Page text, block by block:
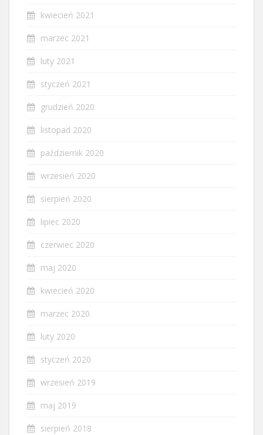
kwiecień 2021
marzec 2021
luty 2021
styczeń 2021
grudzień 2020
listopad 2020
październik 2020
wrzesień 2020
sierpień 2020
lipiec 2020
czerwiec 2020
maj 2020
kwiecień 2020
marzec 2020
luty 2020
styczeń 2020
wrzesień 2019
maj 2019
sierpień 2018